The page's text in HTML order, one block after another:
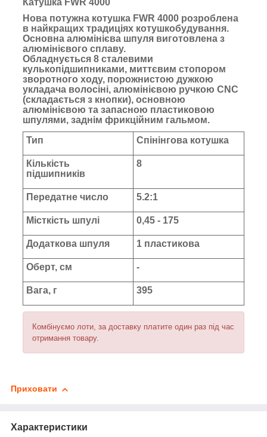
Нова потужна котушка FWR 4000 розроблена
в найкращих традиціях котушкобудування.
Основна алюмінієва шпуля виготовлена з
алюмінієвого сплаву.
Обладнується 8 сталевими
кулькопідшипниками, миттєвим стопором
зворотного ходу, порожнистою дужкою
укладача волосіні, алюмінієвою ручкою CNC
(складається з кнопки), основною
алюмінієвою та запасною пластиковою
шпулями, заднім фрикційним гальмом.
Тип
Спінінгова котушка
Кількість
підшипників
8
Передатне число 5.2:1
Місткість шпулі 0,45 - 175
Додаткова шпуля 1 пластикова
Оберт, см -
Вага, г 395
Комбінуємо лоти, за доставку платите один раз під час
отримання товару.
Приховати
Характеристики